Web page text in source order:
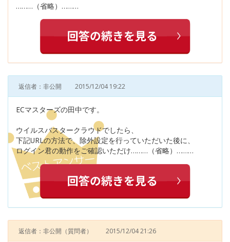
………（省略）………
返信者：非公開 2015/12/04 19:22
ECマスターズの田中です。
ウイルスバスタークラウドでしたら、
下記URLの方法で、除外設定を行っていただいた後に、
ログイン君の動作をご確認いただけ………（省略）………
返信者：非公開 （質問者） 2015/12/04 21:26